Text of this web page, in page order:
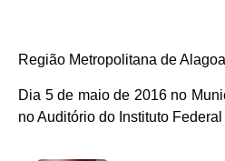
Região Metropolitana de
Dia 5 de maio de 2016 no
no Auditório do Instituto